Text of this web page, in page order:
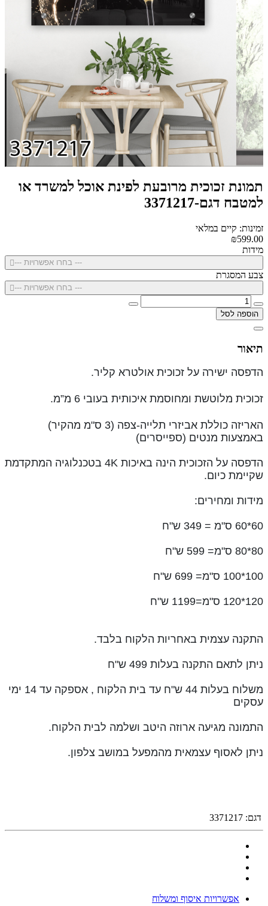
תמונת זכוכית מרובעת לפינת אוכל למשרד או
למטבח דגם-3371217
זמינות: קיים במלאי
₪599.00
מידות
--- בחרו אפשרויות ---
צבע המסגרת
--- בחרו אפשרויות ---
הוספה לסל
תיאור
הדפסה ישירה על זכוכית אולטרא קליר.
זכוכית מלוטשת ומחוסמת איכותית בעובי 6 מ”מ.
האריזה כוללת אביזרי תלייה-צפה (3 ס"מ מהקיר)
באמצעות מנטים (ספייסרים)
הדפסה על הזכוכית הינה באיכות 4K
בטכנלוגיה המתקדמת
שקיימת כיום.
מידות ומחירים:
60*60 ס"מ = 349 ש"ח
80*80 ס"מ= 599 ש"ח
100*100 ס"מ= 699 ש"ח
120*120 ס"מ=1199 ש"ח
התקנה עצמית באחריות הלקוח בלבד.
ניתן לתאם התקנה בעלות 499 ש"ח
משלוח בעלות 44 ש"ח עד בית הלקוח , אספקה עד 14 ימי
עסקים
התמונה מגיעה ארוזה היטב ושלמה לבית הלקוח.
ניתן לאסוף עצמאית מהמפעל במושב צלפון.
דגם: 3371217
אפשרויות איסוף ומשלוח